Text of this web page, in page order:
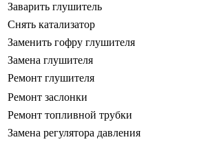
Заварить глушитель
Снять катализатор
Заменить гофру глушителя
Замена глушителя
Ремонт глушителя
Ремонт заслонки
Ремонт топливной трубки
Замена регулятора давления